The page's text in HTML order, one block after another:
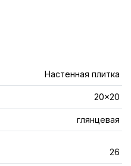
Настенная плитка
20x20
глянцевая
26